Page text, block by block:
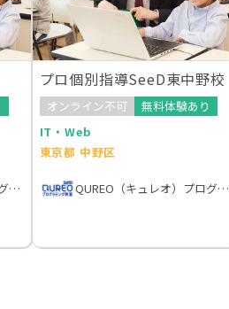
QUREO（キュレオ）プログラミング教室
プロ個別指導SeeD東中野校
オンライン不可
無料体験あり
IT・Web
東京都 中野区
QUREO（キュレオ）プログラミング教室